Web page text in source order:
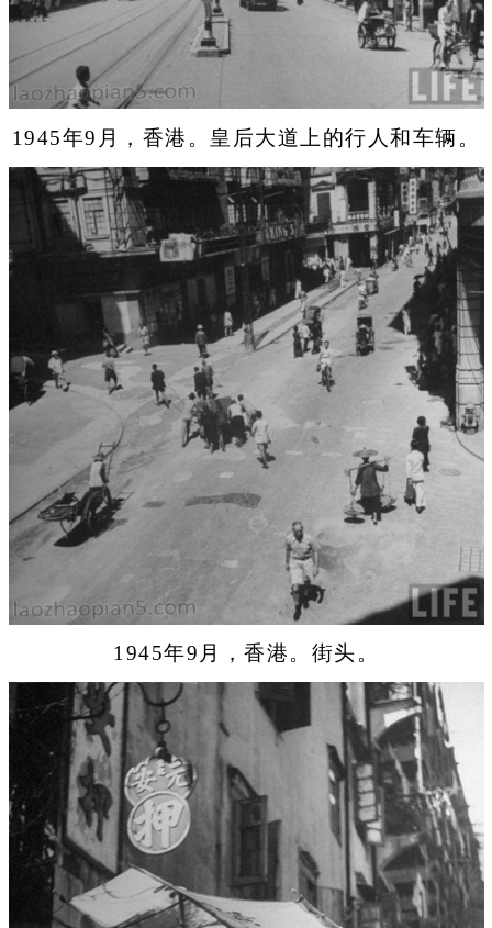
1945年9月，香港。皇后大道上的行人和车辆。
1945年9月，香港。街头。